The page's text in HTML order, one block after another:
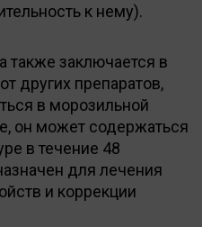
к нему).
заключается в
других препаратов,
в морозильной
он может содержаться
в течение 48
для лечения
и коррекции